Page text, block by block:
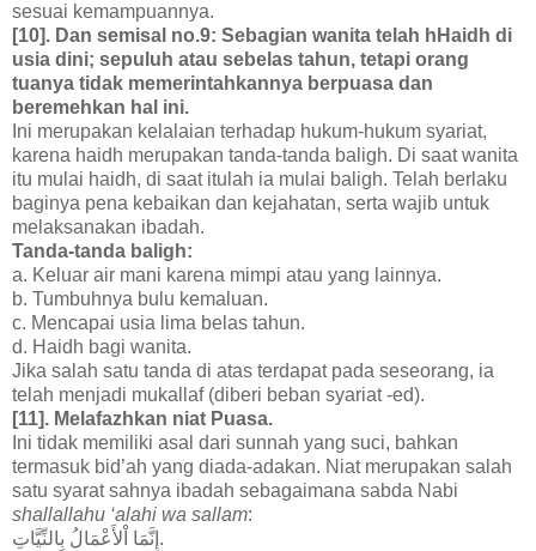
sesuai kemampuannya.
[10]. Dan semisal no.9: Sebagian wanita telah hHaidh di
usia dini; sepuluh atau sebelas tahun, tetapi orang
tuanya tidak memerintahkannya berpuasa dan
beremehkan hal ini.
Ini merupakan kelalaian terhadap hukum-hukum syariat,
karena haidh merupakan tanda-tanda baligh. Di saat wanita
itu mulai haidh, di saat itulah ia mulai baligh. Telah berlaku
baginya pena kebaikan dan kejahatan, serta wajib untuk
melaksanakan ibadah.
Tanda-tanda baligh:
a. Keluar air mani karena mimpi atau yang lainnya.
b. Tumbuhnya bulu kemaluan.
c. Mencapai usia lima belas tahun.
d. Haidh bagi wanita.
Jika salah satu tanda di atas terdapat pada seseorang, ia
telah menjadi mukallaf (diberi beban syariat -ed).
[11]. Melafazhkan niat Puasa.
Ini tidak memiliki asal dari sunnah yang suci, bahkan
termasuk bid’ah yang diada-adakan. Niat merupakan salah
satu syarat sahnya ibadah sebagaimana sabda Nabi
shallallahu ‘alahi wa sallam:
إِنَّمَا اْلأَعْمَالُ بِالنِّيَّاتِ.